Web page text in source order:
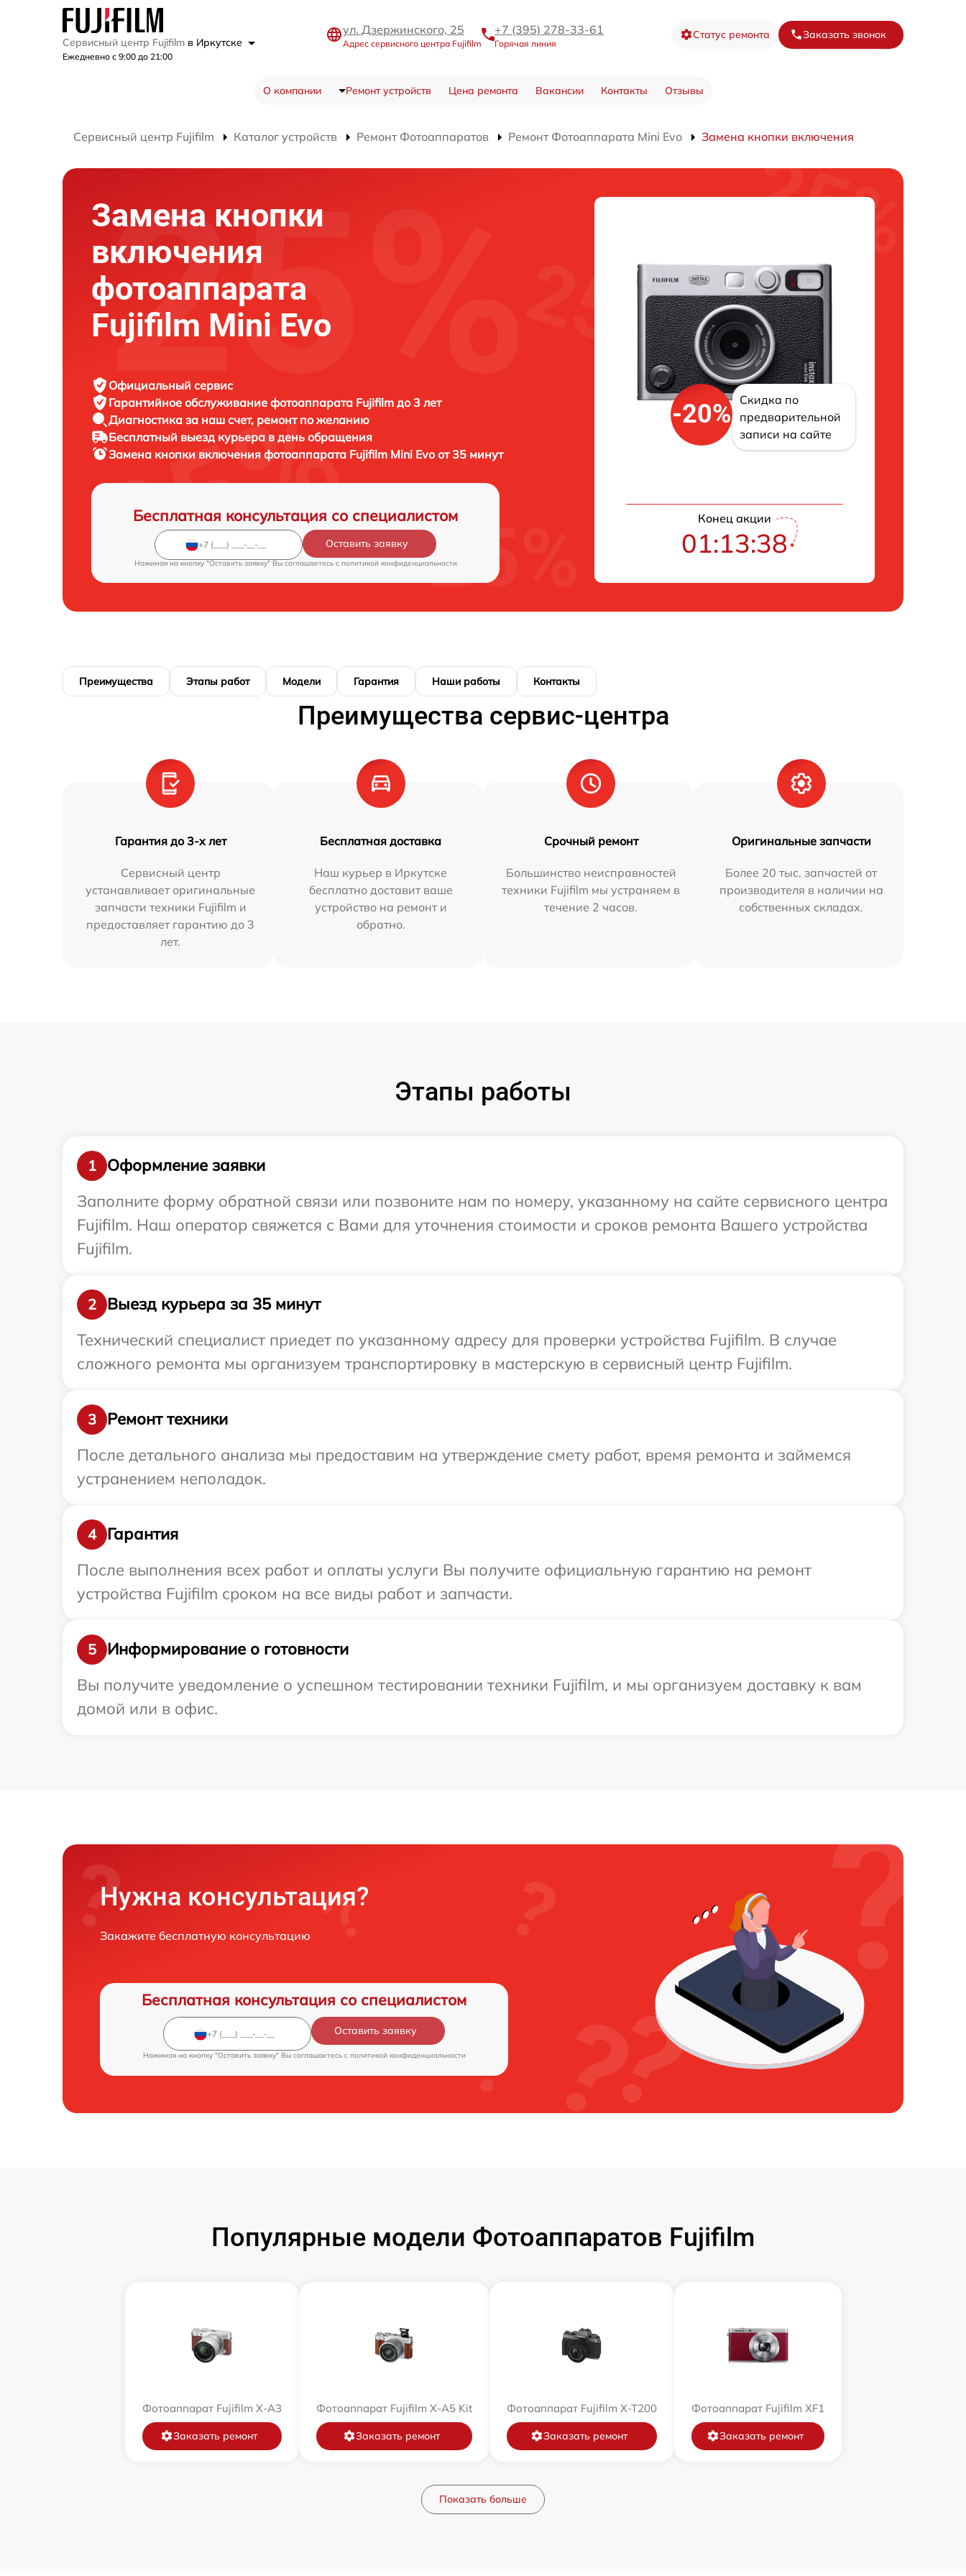
Сервисный центр Fujifilm в Иркутске
Ежедневно с 9:00 до 21:00
ул. Дзержинского, 25
Адрес сервисного центра Fujifilm
+7 (395) 278-33-61
Горячая линия
Статус ремонта Заказать звонок
О компании Ремонт устройств Цена ремонта Вакансии Контакты Отзывы
Сервисный центр Fujifilm Каталог устройств Ремонт Фотоаппаратов Ремонт Фотоаппарата Mini Evo Замена кнопки включения
Замена кнопки
включения
фотоаппарата
Fujifilm Mini Evo
Официальный сервис
Гарантийное обслуживание фотоаппарата Fujifilm до 3 лет
Диагностика за наш счет, ремонт по желанию
Бесплатный выезд курьера в день обращения
Замена кнопки включения фотоаппарата Fujifilm Mini Evo от 35 минут
Бесплатная консультация со специалистом
Оставить заявку
Нажимая на кнопку "Оставить заявку" Вы соглашаетесь c политикой конфиденциальности
-20%
Скидка по
предварительной
записи на сайте
Конец акции
01:13:37
Преимущества Этапы работ Модели Гарантия Наши работы Контакты
Преимущества сервис-центра
Гарантия до 3-х лет
Сервисный центр
устанавливает оригинальные
запчасти техники Fujifilm и
предоставляет гарантию до 3
лет.
Бесплатная доставка
Наш курьер в Иркутске
бесплатно доставит ваше
устройство на ремонт и
обратно.
Срочный ремонт
Большинство неисправностей
техники Fujifilm мы устраняем в
течение 2 часов.
Оригинальные запчасти
Более 20 тыс. запчастей от
производителя в наличии на
собственных складах.
Этапы работы
1
Оформление заявки
Заполните форму обратной связи или позвоните нам по номеру, указанному на сайте сервисного центра
Fujifilm. Наш оператор свяжется с Вами для уточнения стоимости и сроков ремонта Вашего устройства
Fujifilm.
2
Выезд курьера за 35 минут
Технический специалист приедет по указанному адресу для проверки устройства Fujifilm. В случае
сложного ремонта мы организуем транспортировку в мастерскую в сервисный центр Fujifilm.
3
Ремонт техники
После детального анализа мы предоставим на утверждение смету работ, время ремонта и займемся
устранением неполадок.
4
Гарантия
После выполнения всех работ и оплаты услуги Вы получите официальную гарантию на ремонт
устройства Fujifilm сроком на все виды работ и запчасти.
5
Информирование о готовности
Вы получите уведомление о успешном тестировании техники Fujifilm, и мы организуем доставку к вам
домой или в офис.
Нужна консультация?
Закажите бесплатную консультацию
Бесплатная консультация со специалистом
Оставить заявку
Нажимая на кнопку "Оставить заявку" Вы соглашаетесь c политикой конфиденциальности
Популярные модели Фотоаппаратов Fujifilm
Фотоаппарат Fujifilm X-A3
Заказать ремонт
Фотоаппарат Fujifilm X-A5 Kit
Заказать ремонт
Фотоаппарат Fujifilm X-T200
Заказать ремонт
Фотоаппарат Fujifilm XF1
Заказать ремонт
Показать больше